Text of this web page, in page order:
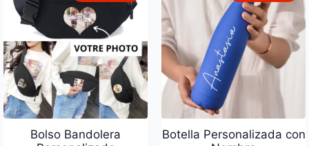
Bolso Bandolera
Botella Personalizada con